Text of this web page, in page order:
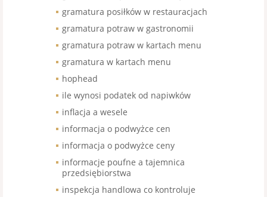
gramatura posiłków w restauracjach
gramatura potraw w gastronomii
gramatura potraw w kartach menu
gramatura w kartach menu
hophead
ile wynosi podatek od napiwków
inflacja a wesele
informacja o podwyżce cen
informacja o podwyżce ceny
informacje poufne a tajemnica
przedsiębiorstwa
inspekcja handlowa co kontroluje